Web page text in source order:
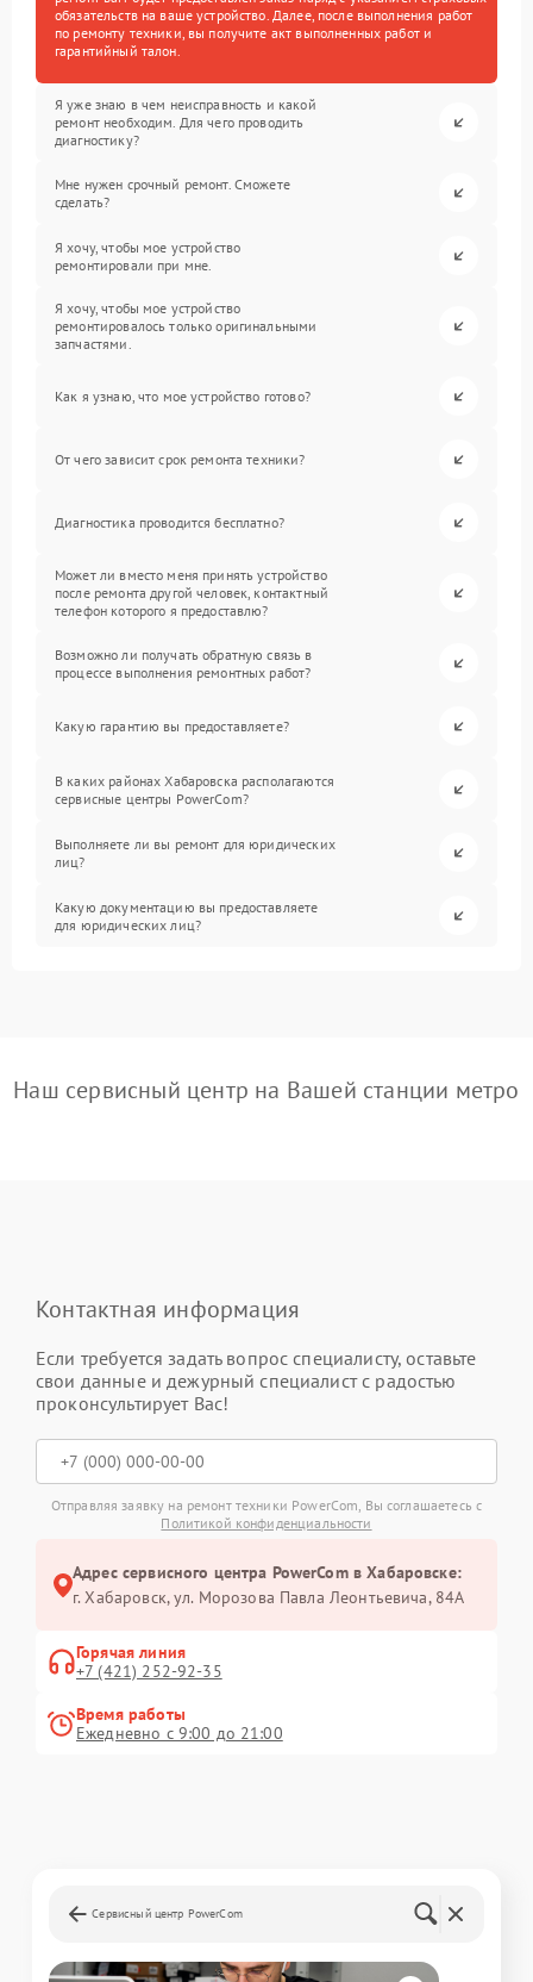
обязательств на ваше устройство. Далее, после выполнения работ
по ремонту техники, вы получите акт выполненных работ и
гарантийный талон.
Я уже знаю в чем неисправность и какой
ремонт необходим. Для чего проводить
диагностику?
Мне нужен срочный ремонт. Сможете
сделать?
Я хочу, чтобы мое устройство
ремонтировали при мне.
Я хочу, чтобы мое устройство
ремонтировалось только оригинальными
запчастями.
Как я узнаю, что мое устройство готово?
От чего зависит срок ремонта техники?
Диагностика проводится бесплатно?
Может ли вместо меня принять устройство
после ремонта другой человек, контактный
телефон которого я предоставлю?
Возможно ли получать обратную связь в
процессе выполнения ремонтных работ?
Какую гарантию вы предоставляете?
В каких районах Хабаровска располагаются
сервисные центры PowerCom?
Выполняете ли вы ремонт для юридических
лиц?
Какую документацию вы предоставляете
для юридических лиц?
Наш сервисный центр на Вашей станции метро
Контактная информация
Если требуется задать вопрос специалисту, оставьте
свои данные и дежурный специалист с радостью
проконсультирует Вас!
Отправляя заявку на ремонт техники PowerCom, Вы соглашаетесь с
Политикой конфиденциальности
Адрес сервисного центра PowerCom в Хабаровске:
г. Хабаровск, ул. Морозова Павла Леонтьевича, 84А
Горячая линия
+7 (421) 252-92-35
Время работы
Ежедневно с 9:00 до 21:00
Сервисный центр PowerCom